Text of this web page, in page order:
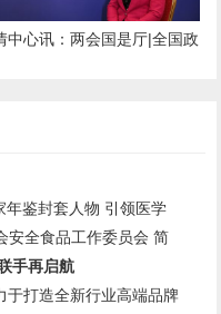
中心讯：两会国是厅|全国政
年鉴封套人物 引领医学
安全食品工作委员会 简
手再启航
打造全新行业高端品牌